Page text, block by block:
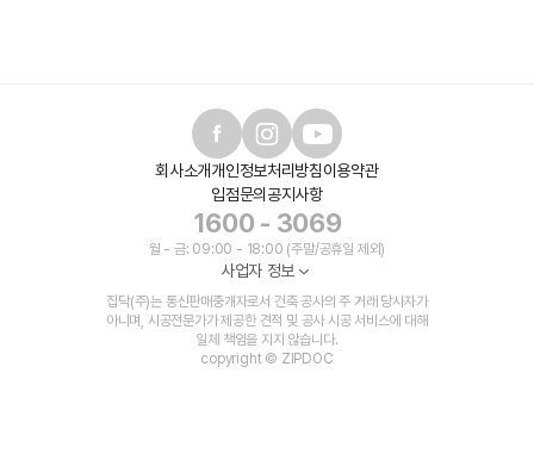
회사소개개인정보처리방침이용약관
입점문의 공지사항
1600 - 3069
월 - 금: 09:00 - 18:00 (주말/공휴일 제외)
사업자 정보
집닥(주)는 통신판매중개자로서 건축 공사의 주 거래 당사자가
아니며, 시공전문가가 제공한 견적 및 공사 시공 서비스에 대해
일체 책임을 지지 않습니다.
copyright © ZIPDOC